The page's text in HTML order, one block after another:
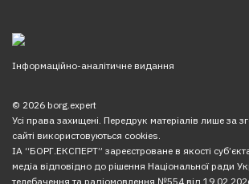
Інформаційно-аналітичне видання
© 2026 borg.expert
Усі права захищені. Передрук матеріалів лише за
сайті використовуються cookies.
ІА “БОРГ.ЕКСПЕРТ” зареєстроване в якості
медіа відповідно до рішення Національної ради
телебачення та радіомовлення №554 від